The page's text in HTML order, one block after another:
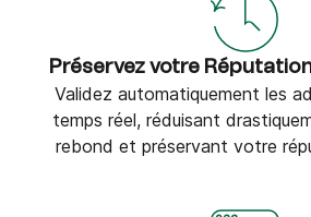
Préservez votre
Validez automatiquement les
temps réel, réduisant
rebond et préservant votre